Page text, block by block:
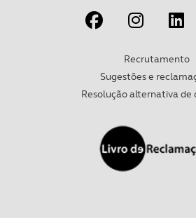
Recrutamento
Sugestões e
Resolução alternativa de